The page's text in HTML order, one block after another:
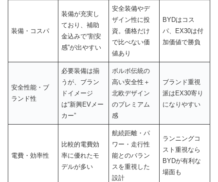
装備・コスパ
装備が充実し
ており、補助
金込みで“割安
感”が出やすい
安全装備やデ
ザイン性に投
資。価格だけ
で比べない価
値あり
BYDはコス
パ、EX30は付
加価値で勝負
安全性能・ブ
ランド性
必要装備は揃
うが、ブラン
ドイメージ
は“新興EVメー
カー”
ボルボ伝統の
高い安全性＋
北欧デザイン
のプレミアム
感
ブランド重視
派はEX30寄り
になりやすい
電費・効率性
比較的電費効
率に優れたモ
デルが多い
航続距離・パ
ワー・走行性
能とのバラン
スを重視した
設計
ランニングコ
スト重視なら
BYDが有利な
場面も